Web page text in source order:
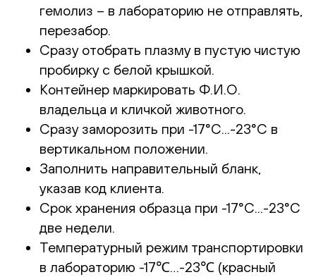
гемолиз – в лабораторию не отправлять,
перезабор.
Сразу отобрать плазму в пустую чистую
пробирку с белой крышкой.
Контейнер маркировать Ф.И.О.
владельца и кличкой животного.
Сразу заморозить при -17°С...-23°С в
вертикальном положении.
Заполнить направительный бланк,
указав код клиента.
Срок хранения образца при -17°С...-23°С
две недели.
Температурный режим транспортировки
в лабораторию -17℃…-23℃ (красный